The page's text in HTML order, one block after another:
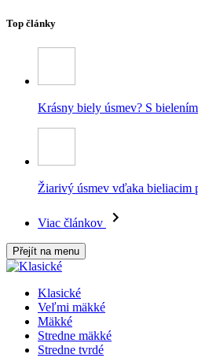
Top články
Krásny biely úsmev? S
Žiarivý úsmev vďaka bieliacim
Viac článkov
Přejít na menu
Klasické
Veľmi mäkké
Mäkké
Stredne mäkké
Stredne tvrdé